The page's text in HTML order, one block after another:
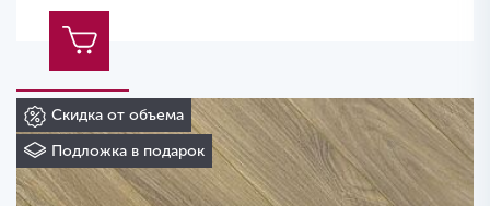
Скидка от объема
Подложка в подарок